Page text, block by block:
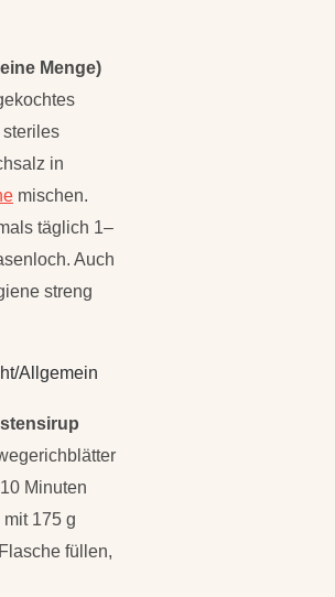
Menge)
steriles
in
mischen.
täglich 1–
Auch
streng
Allgemein
Minuten
175 g
füllen,